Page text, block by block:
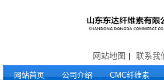
网站地图 | 联系我
网站首页 公司介绍 CMC纤维素